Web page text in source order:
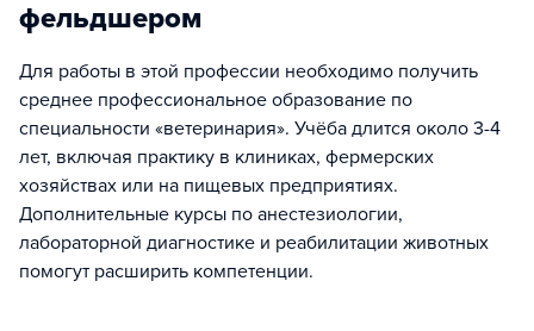
фельдшером
Для работы в этой профессии необходимо получить
среднее профессиональное образование по
специальности «ветеринария». Учёба длится около 3-4
лет, включая практику в клиниках, фермерских
хозяйствах или на пищевых предприятиях.
Дополнительные курсы по анестезиологии,
лабораторной диагностике и реабилитации животных
помогут расширить компетенции.